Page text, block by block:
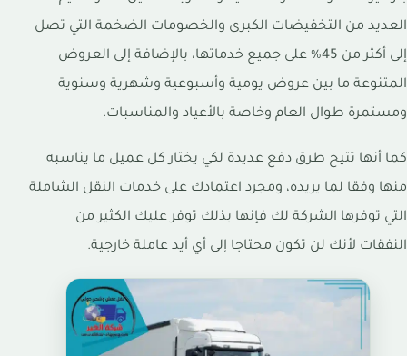
العديد من التخفيضات الكبرى والخصومات الضخمة التي تصل
إلى أكثر من 45% على جميع خدماتها، بالإضافة إلى العروض
المتنوعة ما بين عروض يومية وأسبوعية وشهرية وسنوية
ومستمرة طوال العام وخاصة بالأعياد والمناسبات.
كما أنها تتيح طرق دفع عديدة لكي يختار كل عميل ما يناسبه
منها وفقا لما يريده، ومجرد اعتمادك على خدمات النقل الشاملة
التي توفرها الشركة لك فإنها بذلك توفر عليك الكثير من
النفقات لأنك لن تكون محتاجا إلى أي أيد عاملة خارجية.